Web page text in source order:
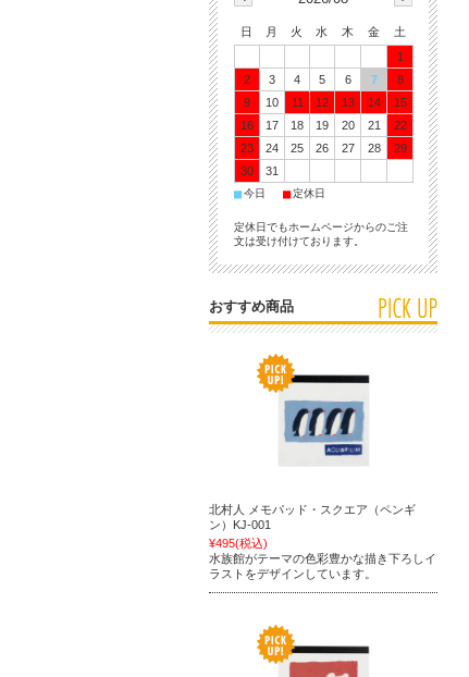
日 月 火 水 木 金
土
1
2
3 4 5 6 7
8
9
10 11 12 13 14
15
16
17 18 19 20 21
22
23
24 25 26 27 28
29
30
31
■今日 ■定休日
定休日でもホームページからのご注
文は受け付けております。
おすすめ商品
北村人 メモパッド・スクエア（ペンギ
ン）KJ-001
¥495(税込)
水族館がテーマの色彩豊かな描き下ろしイ
ラストをデザインしています。